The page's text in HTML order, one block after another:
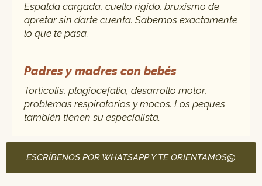
Espalda cargada, cuello rígido, bruxismo de
apretar sin darte cuenta. Sabemos exactamente
lo que te pasa.
Padres y madres con bebés
Tortícolis, plagiocefalia, desarrollo motor,
problemas respiratorios y mocos. Los peques
también tienen su especialista.
ESCRÍBENOS POR WHATSAPP Y TE ORIENTAMOS